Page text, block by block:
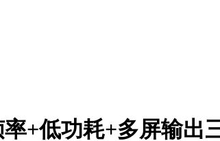
+低功耗+多屏输出